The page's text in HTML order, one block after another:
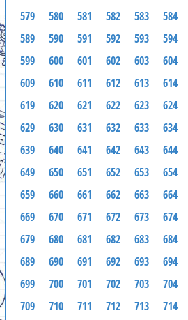
579
580 581 582 583 584
589
590 591 592 593 594
599
600 601 602 603 604
609
610 611 612 613 614
619
620 621 622 623 624
629
630 631 632 633 634
639
640 641 642 643 644
649
650 651 652 653 654
659
660 661 662 663 664
669
670 671 672 673 674
679
680 681 682 683 684
689
690 691 692 693 694
699
700 701 702 703 704
709
710 711 712 713 714